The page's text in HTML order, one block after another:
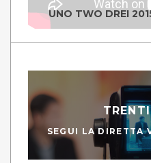
SEGUI LA DIRETTA